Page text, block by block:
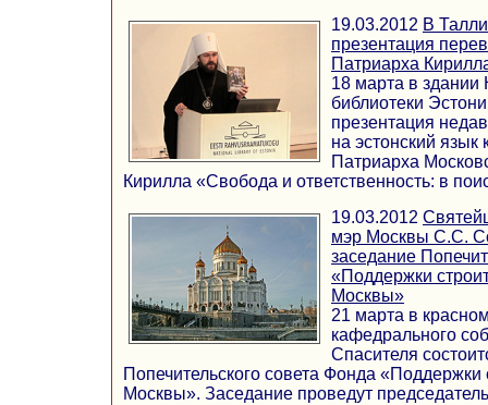
19.03.2012 В
презентация
Патриарха
18 марта в
библиотеки
презентация
на эстонский язык
Патриарха
Кирилла «Свобода и ответственность: в
19.03.2012
мэр Москвы С.С.
заседание
«Поддержки
Москвы»
21 марта в
кафедрального
Спасителя
Попечительского совета Фонда «Поддержки
Москвы». Заседание проведут